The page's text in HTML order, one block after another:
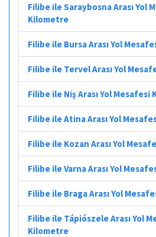
Filibe ile Saraybosna Arası Yol
Kilometre
Filibe ile Bursa Arası Yol
Filibe ile Tervel Arası Yol
Filibe ile Niş Arası Yol Mesafesi
Filibe ile Atina Arası Yol
Filibe ile Kozan Arası Yol
Filibe ile Varna Arası Yol
Filibe ile Braga Arası Yol
Filibe ile Tápiószele Arası Yol
Kilometre